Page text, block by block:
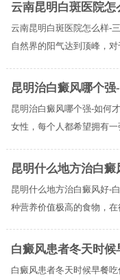
云南昆明白斑医院
云南昆明白斑医院怎么样-
自然界的阳气达到顶峰，对
昆明治白癜风哪个
昆明治白癜风哪个强-如何
女性，每个人都希望拥有一
昆明什么地方治白
昆明什么地方治白癜风好-
种营养价值极高的食物，在
白癜风患者冬天时
白癜风患者冬天时候早餐